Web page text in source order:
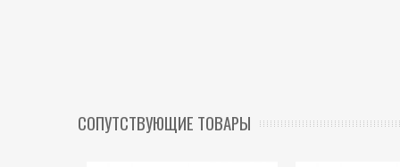
СОПУТСТВУЮЩИЕ ТОВАРЫ